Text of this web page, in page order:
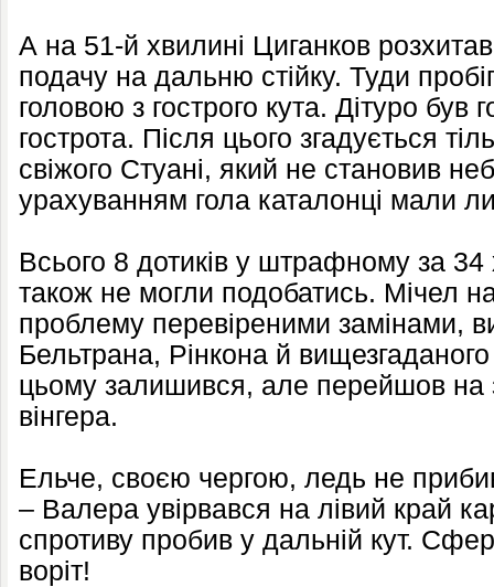
А на 51-й хвилині Циганков
подачу на дальню стійку. Туди
головою з гострого кута. Дітуро був
гострота. Після цього згадується
свіжого Стуані, який не становив
урахуванням гола каталонці мали
Всього 8 дотиків у штрафному за 34
також не могли подобатись. Мічел
проблему перевіреними замінами,
Бельтрана, Рінкона й
цьому залишився, але перейшов на
вінгера.
Ельче, своєю чергою, ледь не
– Валера увірвався на лівий край
спротиву пробив у дальній кут.
воріт!